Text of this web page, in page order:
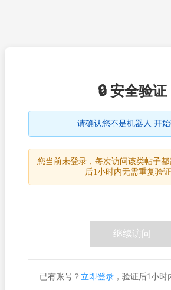
🔒 安全验证
请确认您不是机器人 开
您当前未登录，每次访问该类帖子
后1小时内无需重复验证
继续访问
已有账号？ 立即登录，验证后1小时